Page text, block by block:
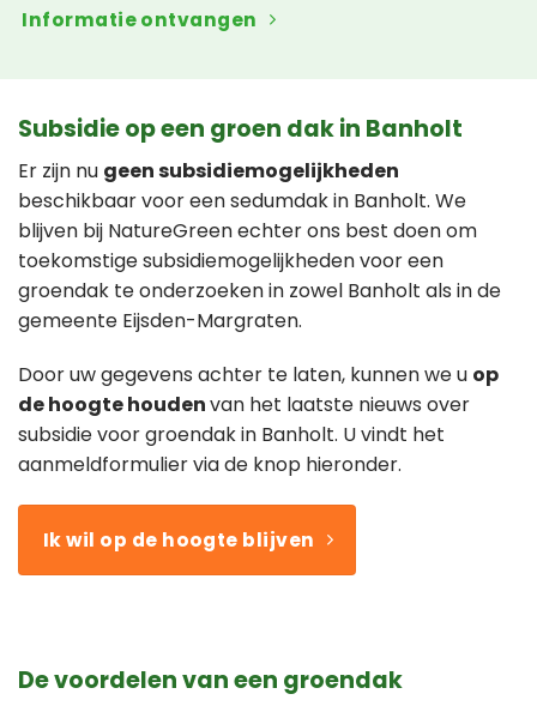
Informatie ontvangen
Subsidie op een groen dak in Banholt
Er zijn nu geen subsidiemogelijkheden
beschikbaar voor een sedumdak in Banholt. We
blijven bij NatureGreen echter ons best doen om
toekomstige subsidiemogelijkheden voor een
groendak te onderzoeken in zowel Banholt als in de
gemeente Eijsden-Margraten.
Door uw gegevens achter te laten, kunnen we u op
de hoogte houdenvan het laatste nieuws over
subsidie voor groendak in Banholt. U vindt het
aanmeldformulier via de knop hieronder.
Ik wil op de hoogte blijven
De voordelen van een groendak